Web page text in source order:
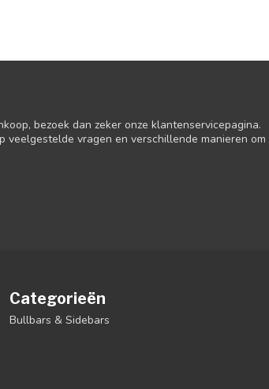
bezoek dan zeker onze klantenservicepagina.
vragen en verschillende manieren om
Categorieën
Bullbars & Sidebars